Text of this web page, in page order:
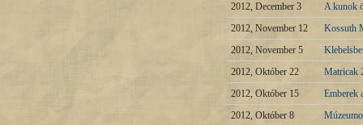
2012, December 3
A kunok
2012, November 12
Kossuth
2012, November 5
2012, Október 22
Matricak
2012, Október 15
Emberek
2012, Október 8